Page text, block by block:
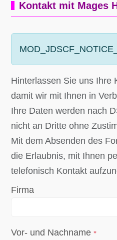
Kontakt mit Mages
Hinterlassen Sie uns Ihre
damit wir mit Ihnen in
Ihre Daten werden nach
nicht an Dritte ohne
Mit dem Absenden des
die Erlaubnis, mit Ihnen
telefonisch Kontakt
Firma
Vor- und Nachname *